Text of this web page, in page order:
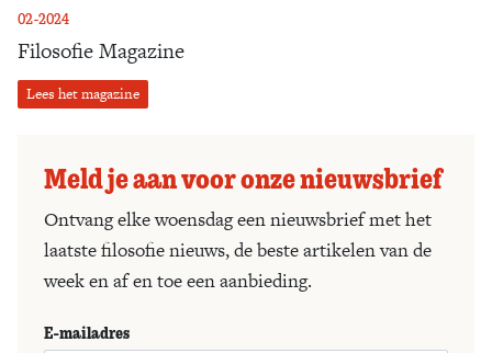
02-2024
Filosofie Magazine
Lees het magazine
Meld je aan voor onze nieuwsbrief
Ontvang elke woensdag een nieuwsbrief met het
laatste filosofie nieuws, de beste artikelen van de
week en af en toe een aanbieding.
E-mailadres